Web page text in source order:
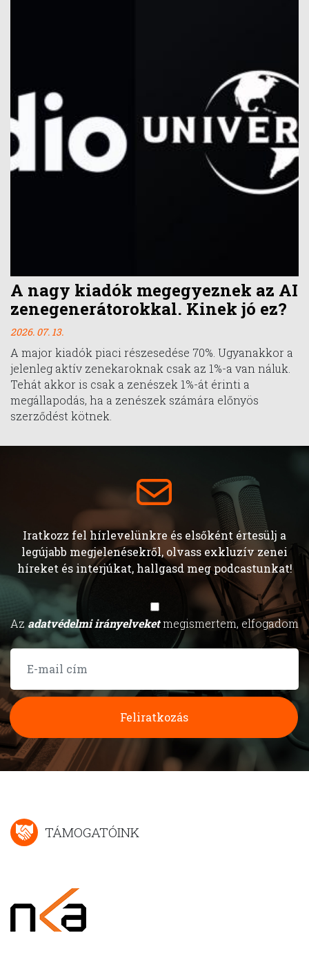
A nagy kiadók megegyeznek az AI
zenegenerátorokkal. Kinek jó ez?
2026. 07. 13.
A major kiadók piaci részesedése 70%. Ugyanakkor a
jelenleg aktív zenekaroknak csak az 1%-a van náluk.
Tehát akkor is csak a zenészek 1%-át érinti a
megállapodás, ha a zenészek számára előnyös
szerződést kötnek.
Iratkozz fel hírlevelünkre és elsőként értesülj a
legújabb megjelenésekről, olvass exkluzív zenei
híreket és interjúkat, hallgasd meg podcastunkat!
Azadatvédelmi irányelveketmegismertem, elfogadom
Feliratkozás
TÁMOGATÓINK